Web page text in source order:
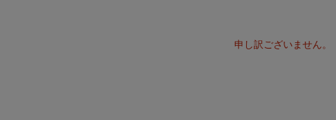
申し訳ございません。